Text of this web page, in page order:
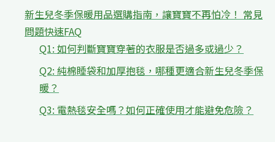
新生兒冬季保暖用品選購指南，讓寶寶不再怕冷！ 常見
問題快速FAQ
Q1: 如何判斷寶寶穿著的衣服是否過多或過少？
Q2: 純棉睡袋和加厚抱毯，哪種更適合新生兒冬季保
暖？
Q3: 電熱毯安全嗎？如何正確使用才能避免危險？